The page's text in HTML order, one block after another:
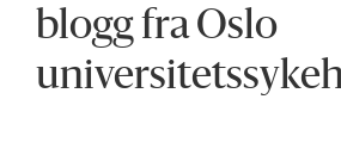
blogg fra Oslo